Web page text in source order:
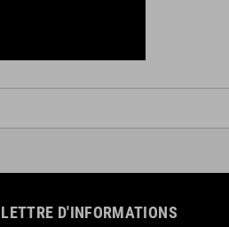
LETTRE D'INFORMATIONS